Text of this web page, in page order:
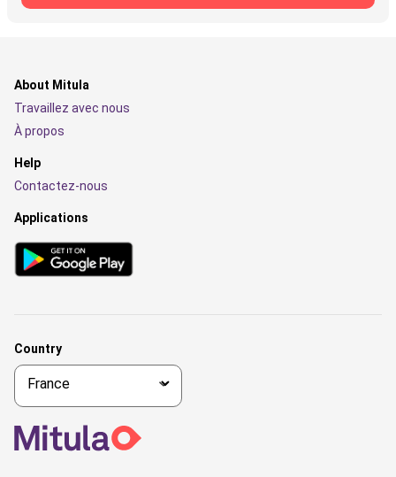
About Mitula
Travaillez avec nous
À propos
Help
Contactez-nous
Applications
Country